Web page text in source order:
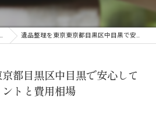
遺品整理を東京東京都目黒区中目黒で安心して進めるためのポイントと費用相場
都目黒区中目黒で安心して
トと費用相場